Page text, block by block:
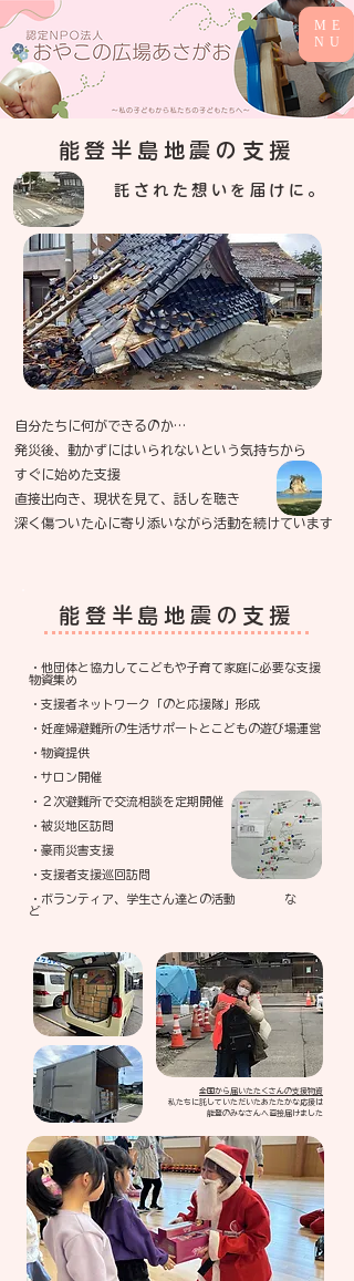
ME
NU
能登半島地震の支援
託された想いを届けに。
自分たちに何ができるのか…
発災後、動かずにはいられないという気持ちから
すぐに始めた支援
直接出向き、現状を見て、話しを聴き
深く傷ついた心に寄り添いながら活動を続けています​
​能登半島地震の支援
・他団体と協力してこどもや子育て家庭に必要な支援
物資集め
・支援者ネットワーク「のと応援隊」形成
・妊産婦避難所の生活サポートとこどもの遊び場運営
・物資提供
・サロン開催
・２次避難所で交流相談を定期開催
・被災地区訪問
・豪雨災害支援
・支援者支援巡回訪問
​・ボランティア、学生さん達との活動 な
ど
全国から届いたたくさんの支援物資
​私たちに託していただいたあたたかな応援は
能登のみなさんへ直接届けました